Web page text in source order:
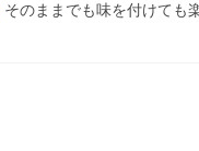
そのままでも味を付けても